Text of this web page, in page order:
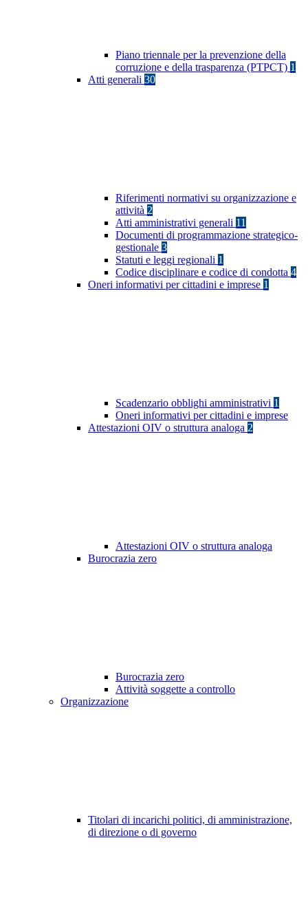
Piano triennale per la prevenzione della
corruzione e della trasparenza (PTPCT) 1
Atti generali 30
Riferimenti normativi su organizzazione e
attività 2
Atti amministrativi generali 11
Documenti di programmazione strategico-
gestionale 3
Statuti e leggi regionali 1
Codice disciplinare e codice di condotta 4
Oneri informativi per cittadini e imprese 1
Scadenzario obblighi amministrativi 1
Oneri informativi per cittadini e imprese
Attestazioni OIV o struttura analoga 2
Attestazioni OIV o struttura analoga
Burocrazia zero
Burocrazia zero
Attività soggette a controllo
Organizzazione
Titolari di incarichi politici, di amministrazione,
di direzione o di governo